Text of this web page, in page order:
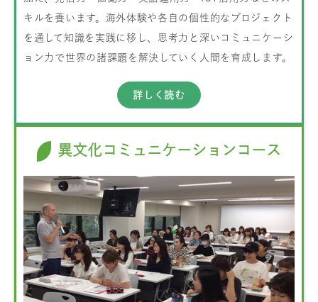
キルを養います。海外体験や各自の個性的なプロジェクト
を通して知識を実践に移し、思考力と深いコミュニケーシ
ョン力で世界の諸課題を解決していく人間を育成します。
詳しく読む
異文化コミュニケーションコース